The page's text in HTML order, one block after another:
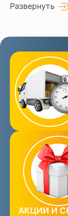
Развернуть
АКЦИИ И